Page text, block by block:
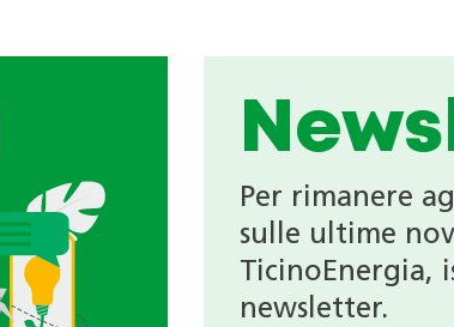
Per rimanere
sulle ultime
TicinoEnergia,
newsletter.